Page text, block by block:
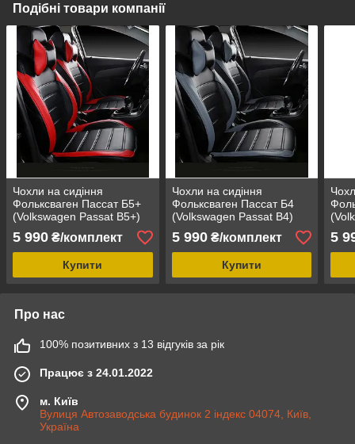
Подібні товари компанії
Чохли на сидіння
Фольксваген Пассат Б5+
(Volkswagen Passat B5+)
MAX-L модельні
авточохли екошкіра
аригона
5 990 ₴/комплект
Купити
Чохли на сидіння
Фольксваген Пассат Б4
(Volkswagen Passat B4)
MAX-L модельні
авточохли екошкіра
аригона
5 990₴/комплект
Купити
5
Про нас
100% позитивних з 13 відгуків за рік
Працює з 24.01.2022
м. Київ
Вулиця Автозаводська будинок 2 індекс 04074, Київ,
Україна